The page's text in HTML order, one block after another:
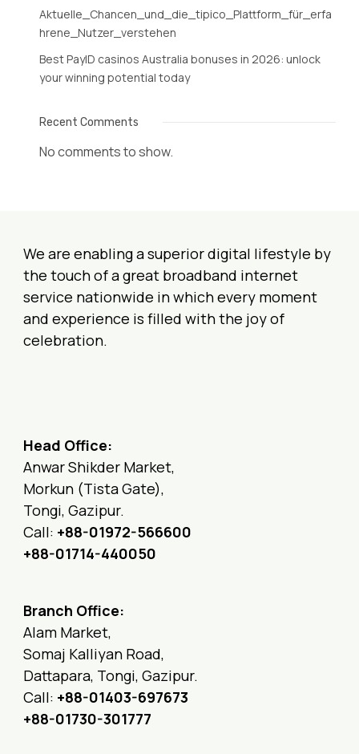
Aktuelle_Chancen_und_die_tipico_Plattform_für_erfa
hrene_Nutzer_verstehen
Best PayID casinos Australia bonuses in 2026: unlock
your winning potential today
Recent Comments
No comments to show.
We are enabling a superior digital lifestyle by
the touch of a great broadband internet
service nationwide in which every moment
and experience is filled with the joy of
celebration.
Head Office:
Anwar Shikder Market,
Morkun (Tista Gate),
Tongi, Gazipur.
Call: +88-01972-566600
+88-01714-440050
Branch Office:
Alam Market,
Somaj Kalliyan Road,
Dattapara, Tongi, Gazipur.
Call: +88-01403-697673
+88-01730-301777